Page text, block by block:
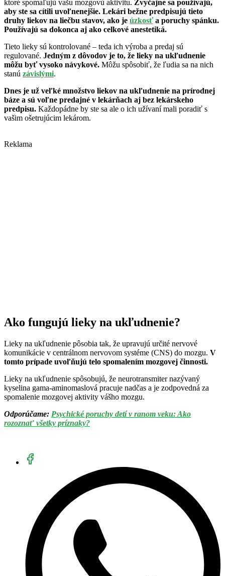
ktoré spomaľujú vašu mozgovú aktivitu. Zvyčajne sa používajú,
aby ste sa cítili uvoľnenejšie. Lekári bežne predpisujú tieto
druhy liekov na liečbu stavov, ako je úzkosťa poruchy spánku.
Používajú sa dokonca aj ako celkové anestetiká.
Tieto lieky sú kontrolované – teda ich výroba a predaj sú
regulované. Jedným z dôvodov je to, že lieky na ukľudnenie
môžu byť vysoko návykové. Môžu spôsobiť, že ľudia sa na nich
stanú závislými.
Dnes je už veľké množstvo liekov na ukľudnenie na prírodnej
báze a sú voľne predajné v lekárňach aj bez lekárskeho
predpisu. Každopádne by ste sa ale o ich užívaní mali poradiť s
vašim ošetrujúcim lekárom.
Reklama
Ako fungujú lieky na ukľudnenie?
Lieky na ukľudnenie pôsobia tak, že upravujú určité nervové
komunikácie v centrálnom nervovom systéme (CNS) do mozgu. V
tomto prípade uvoľňujú telo spomalením mozgovej činnosti.
Lieky na ukľudnenie spôsobujú, že neurotransmiter nazývaný
kyselina gama-aminomaslová pracuje nadčas a je zodpovedná za
spomalenie mozgovej aktivity vášho mozgu.
Odporúčame: Psychické poruchy detí v ranom veku: Ako
rozoznať všetky príznaky?